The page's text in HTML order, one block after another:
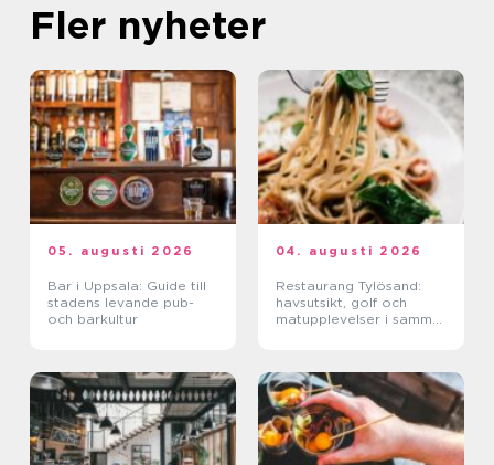
Fler nyheter
05. augusti 2026
Bar i Uppsala: Guide till
stadens levande pub-
och barkultur
04. augusti 2026
Restaurang Tylösand:
havsutsikt, golf och
matupplevelser i samma